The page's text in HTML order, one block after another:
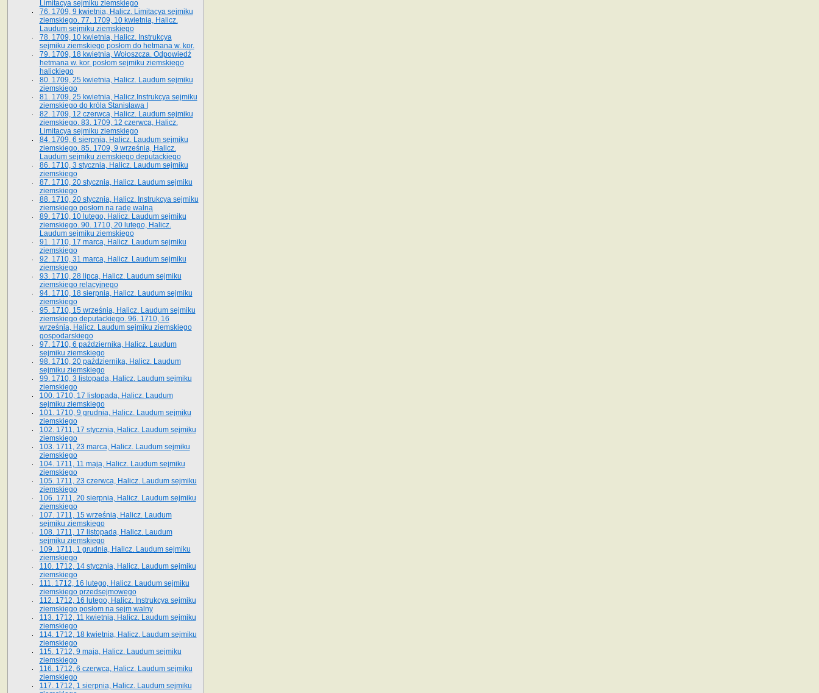
Limitacya sejmiku ziemskiego
76. 1709, 9 kwietnia, Halicz. Limitacya sejmiku
ziemskiego. 77. 1709, 10 kwietnia, Halicz.
Laudum sejmiku ziemskiego
78. 1709, 10 kwietnia, Halicz. Instrukcya
sejmiku ziemskiego posłom do hetmana w. kor.
79. 1709, 18 kwietnia, Wołoszcza. Odpowiedź
hetmana w. kor. posłom sejmiku ziemskiego
halickiego
80. 1709, 25 kwietnia, Halicz. Laudum sejmiku
ziemskiego
81. 1709, 25 kwietnia, Halicz.Instrukcya sejmiku
ziemskiego do króla Stanisława I
82. 1709, 12 czerwca, Halicz. Laudum sejmiku
ziemskiego. 83. 1709, 12 czerwca, Halicz.
Limitacya sejmiku ziemskiego
84. 1709, 6 sierpnia, Halicz. Laudum sejmiku
ziemskiego. 85. 1709, 9 września, Halicz.
Laudum sejmiku ziemskiego deputackiego
86. 1710, 3 stycznia, Halicz. Laudum sejmiku
ziemskiego
87. 1710, 20 stycznia, Halicz. Laudum sejmiku
ziemskiego
88. 1710, 20 stycznia, Halicz. Instrukcya sejmiku
ziemskiego posłom na radę walną
89. 1710, 10 lutego, Halicz. Laudum sejmiku
ziemskiego. 90. 1710, 20 lutego, Halicz.
Laudum sejmiku ziemskiego
91. 1710, 17 marca, Halicz. Laudum sejmiku
ziemskiego
92. 1710, 31 marca, Halicz. Laudum sejmiku
ziemskiego
93. 1710, 28 lipca, Halicz. Laudum sejmiku
ziemskiego relacyjnego
94. 1710, 18 sierpnia, Halicz. Laudum sejmiku
ziemskiego
95. 1710, 15 września, Halicz. Laudum sejmiku
ziemskiego deputackiego. 96. 1710, 16
września, Halicz. Laudum sejmiku ziemskiego
gospodarskiego
97. 1710, 6 października, Halicz. Laudum
sejmiku ziemskiego
98. 1710, 20 października, Halicz. Laudum
sejmiku ziemskiego
99. 1710, 3 listopada, Halicz. Laudum sejmiku
ziemskiego
100. 1710, 17 listopada, Halicz. Laudum
sejmiku ziemskiego
101. 1710, 9 grudnia, Halicz. Laudum sejmiku
ziemskiego
102. 1711, 17 stycznia, Halicz. Laudum sejmiku
ziemskiego
103. 1711, 23 marca, Halicz. Laudum sejmiku
ziemskiego
104. 1711, 11 maja, Halicz. Laudum sejmiku
ziemskiego
105. 1711, 23 czerwca, Halicz. Laudum sejmiku
ziemskiego
106. 1711, 20 sierpnia, Halicz. Laudum sejmiku
ziemskiego
107. 1711, 15 września, Halicz. Laudum
sejmiku ziemskiego
108. 1711, 17 listopada, Halicz. Laudum
sejmiku ziemskiego
109. 1711, 1 grudnia, Halicz. Laudum sejmiku
ziemskiego
110. 1712, 14 stycznia, Halicz. Laudum sejmiku
ziemskiego
111. 1712, 16 lutego, Halicz. Laudum sejmiku
ziemskiego przedsejmowego
112. 1712, 16 lutego, Halicz. Instrukcya sejmiku
ziemskiego posłom na sejm walny
113. 1712, 11 kwietnia, Halicz. Laudum sejmiku
ziemskiego
114. 1712, 18 kwietnia, Halicz. Laudum sejmiku
ziemskiego
115. 1712, 9 maja, Halicz. Laudum sejmiku
ziemskiego
116. 1712, 6 czerwca, Halicz. Laudum sejmiku
ziemskiego
117. 1712, 1 sierpnia, Halicz. Laudum sejmiku